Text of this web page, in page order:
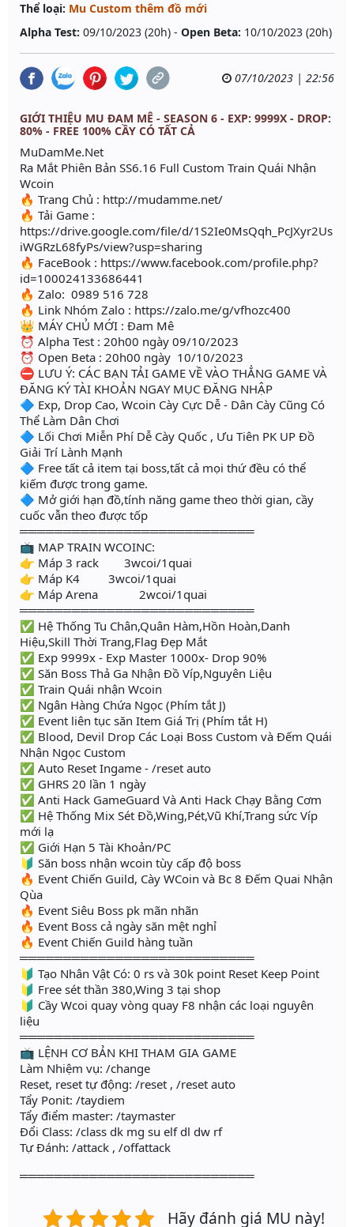
Thể loại: Mu Custom thêm đồ mới
Alpha Test: 09/10/2023 (20h) - Open Beta: 10/10/2023 (20h)
07/10/2023 | 22:56
GIỚI THIỆU MU ĐAM MÊ - SEASON 6 - EXP: 9999X - DROP:
80% - FREE 100% CẦY CÓ TẤT CẢ
MuDamMe.Net
Ra Mắt Phiên Bản SS6.16 Full Custom Train Quái Nhận
Wcoin
🔥 Trang Chủ : http://mudamme.net/
🔥 Tải Game :
https://drive.google.com/file/d/1S2Ie0MsQqh_PcJXyr2Us
iWGRzL68fyPs/view?usp=sharing
🔥 FaceBook : https://www.facebook.com/profile.php?
id=100024133686441
🔥 Zalo: 0989 516 728
🔥 Link Nhóm Zalo : https://zalo.me/g/vfhozc400
👑 MÁY CHỦ MỚI : Đam Mê
⏰ Alpha Test : 20h00 ngày 09/10/2023
⏰ Open Beta : 20h00 ngày 10/10/2023
⛔ LƯU Ý: CÁC BẠN TẢI GAME VỀ VÀO THẲNG GAME VÀ
ĐĂNG KÝ TÀI KHOẢN NGAY MỤC ĐĂNG NHẬP
🔷 Exp, Drop Cao, Wcoin Cày Cực Dễ - Dân Cày Cũng Có
Thể Làm Dân Chơi
🔷 Lối Chơi Miễn Phí Dễ Cày Quốc , Ưu Tiên PK UP Đồ
Giải Trí Lành Mạnh
🔷 Free tất cả item tại boss,tất cả mọi thứ đều có thể
kiếm được trong game.
🔷 Mở giới hạn đồ,tính năng game theo thời gian, cầy
cuốc vẫn theo được tốp
═══════════════════════════
📺 MAP TRAIN WCOINC:
👉 Máp 3 rack 3wcoi/1quai
👉 Máp K4 3wcoi/1quai
👉 Máp Arena 2wcoi/1quai
═══════════════════════════
✅ Hệ Thống Tu Chân,Quân Hàm,Hồn Hoàn,Danh
Hiệu,Skill Thời Trang,Flag Đẹp Mắt
✅ Exp 9999x - Exp Master 1000x- Drop 90%
✅ Săn Boss Thả Ga Nhận Đồ Víp,Nguyên Liệu
✅ Train Quái nhận Wcoin
✅ Ngân Hàng Chứa Ngọc (Phím tắt J)
✅ Event liên tục săn Item Giá Trị (Phím tắt H)
✅ Blood, Devil Drop Các Loại Boss Custom và Đếm Quái
Nhận Ngọc Custom
✅ Auto Reset Ingame - /reset auto
✅ GHRS 20 lần 1 ngày
✅ Anti Hack GameGuard Và Anti Hack Chạy Bằng Cơm
✅ Hệ Thống Mix Sét Đồ,Wing,Pét,Vũ Khí,Trang sức Víp
mới lạ
✅ Giới Hạn 5 Tài Khoản/PC
🔰 Săn boss nhận wcoin tùy cấp độ boss
🔥 Event Chiến Guild, Cày WCoin và Bc 8 Đếm Quai Nhận
Qùa
🔥 Event Siêu Boss pk mãn nhãn
🔥 Event Boss cả ngày săn mệt nghỉ
🔥 Event Chiến Guild hàng tuần
═══════════════════════════
🔰 Tạo Nhân Vật Có: 0 rs và 30k point Reset Keep Point
🔰 Free sét thần 380,Wing 3 tại shop
🔰 Cầy Wcoi quay vòng quay F8 nhận các loại nguyên
liệu
═══════════════════════════
📺 LỆNH CƠ BẢN KHI THAM GIA GAME
Làm Nhiệm vụ: /change
Reset, reset tự động: /reset , /reset auto
Tẩy Ponit: /taydiem
Tẩy điểm master: /taymaster
Đổi Class: /class dk mg su elf dl dw rf
Tự Đánh: /attack , /offattack
═══════════════════════════
Hãy đánh giá MU này!